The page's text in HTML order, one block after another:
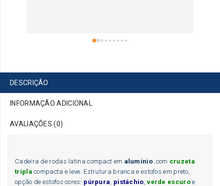
DESCRIÇÃO
INFORMAÇÃO ADICIONAL
AVALIAÇÕES (0)
Cadeira de rodas latina compact em alumínio,com cruzeta
tripla compacta e leve. Estrutura branca e estofos em preto,
opção de estofos cores: púrpura pistáchio ,verde escuroe